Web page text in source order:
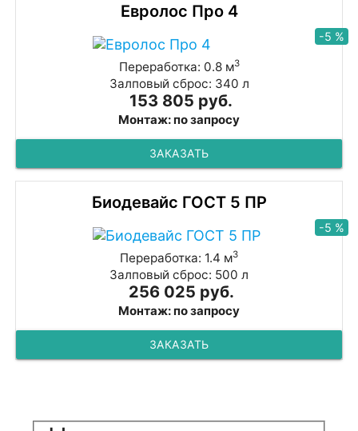
Евролос Про 4
-5 %
Переработка: 0.8 м3
Залповый сброс: 340 л
153 805 руб.
Монтаж: по запросу
ЗАКАЗАТЬ
Биодевайс ГОСТ 5 ПР
-5 %
Переработка: 1.4 м3
Залповый сброс: 500 л
256 025 руб.
Монтаж: по запросу
ЗАКАЗАТЬ